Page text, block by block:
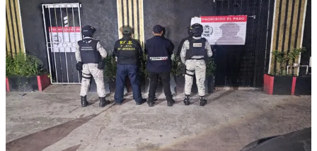
Un problema estructural en el paraíso turístico